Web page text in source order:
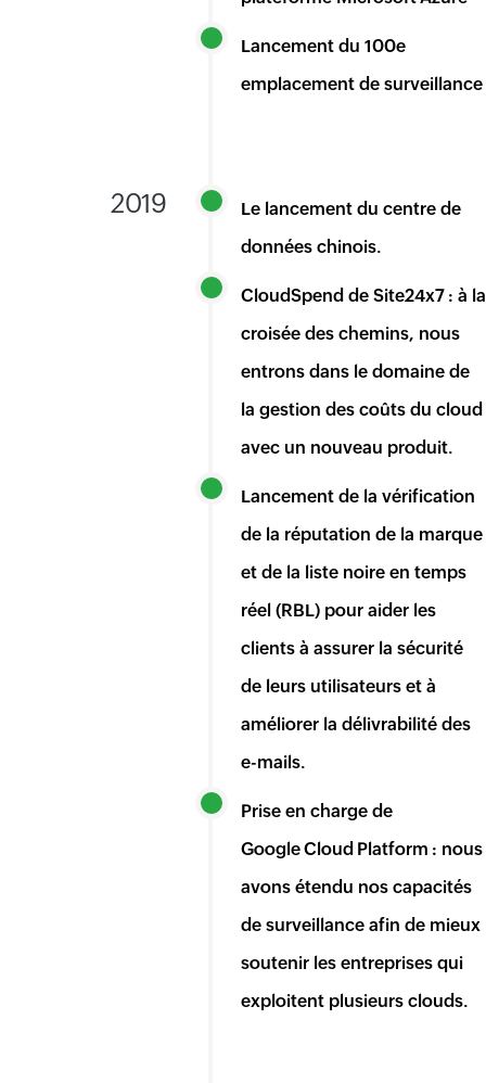
Lancement du 100e
emplacement de surveillance
2019
Le lancement du centre de
données chinois.
CloudSpend de Site24x7 : à la
croisée des chemins, nous
entrons dans le domaine de
la gestion des coûts du cloud
avec un nouveau produit.
Lancement de la vérification
de la réputation de la marque
et de la liste noire en temps
réel (RBL) pour aider les
clients à assurer la sécurité
de leurs utilisateurs et à
améliorer la délivrabilité des
e-mails.
Prise en charge de
Google Cloud Platform : nous
avons étendu nos capacités
de surveillance afin de mieux
soutenir les entreprises qui
exploitent plusieurs clouds.